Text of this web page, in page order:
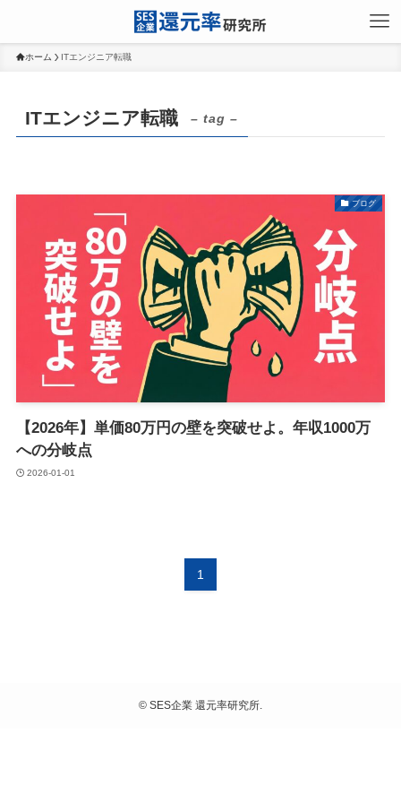
ホーム ITエンジニア転職
ITエンジニア転職 – tag –
ブログ
【2026年】単価80万円の壁を突破せよ。年収1000万
への分岐点
2026-01-01
1
© SES企業 還元率研究所.